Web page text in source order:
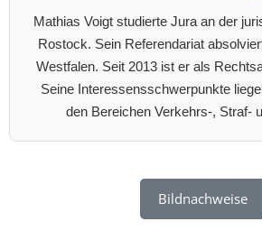
Mathias Voigt studierte Jura an der
Rostock. Sein Referendariat
Westfalen. Seit 2013 ist er als
Seine Interessensschwerpunkte
den Bereichen Verkehrs-, Straf-
Bildnachweise